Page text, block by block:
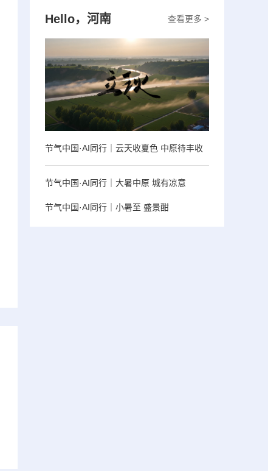
查看更多 >
Hello，河南
节气中国·AI同行｜云天收夏色 中原待丰收
节气中国·AI同行｜大暑中原 城有凉意
节气中国·AI同行｜小暑至 盛景酣